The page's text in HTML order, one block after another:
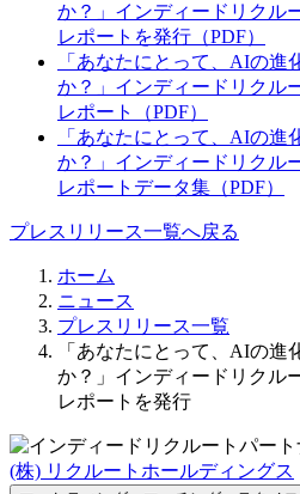
か？」インディードリクル
レポートを発行（PDF）
「あなたにとって、AIの進
か？」インディードリクル
レポート（PDF）
「あなたにとって、AIの進
か？」インディードリクル
レポートデータ集（PDF）
プレスリリース一覧へ戻る
ホーム
ニュース
プレスリリース一覧
「あなたにとって、AIの進
か？」インディードリクル
レポートを発行
(株) リクルートホールディングス